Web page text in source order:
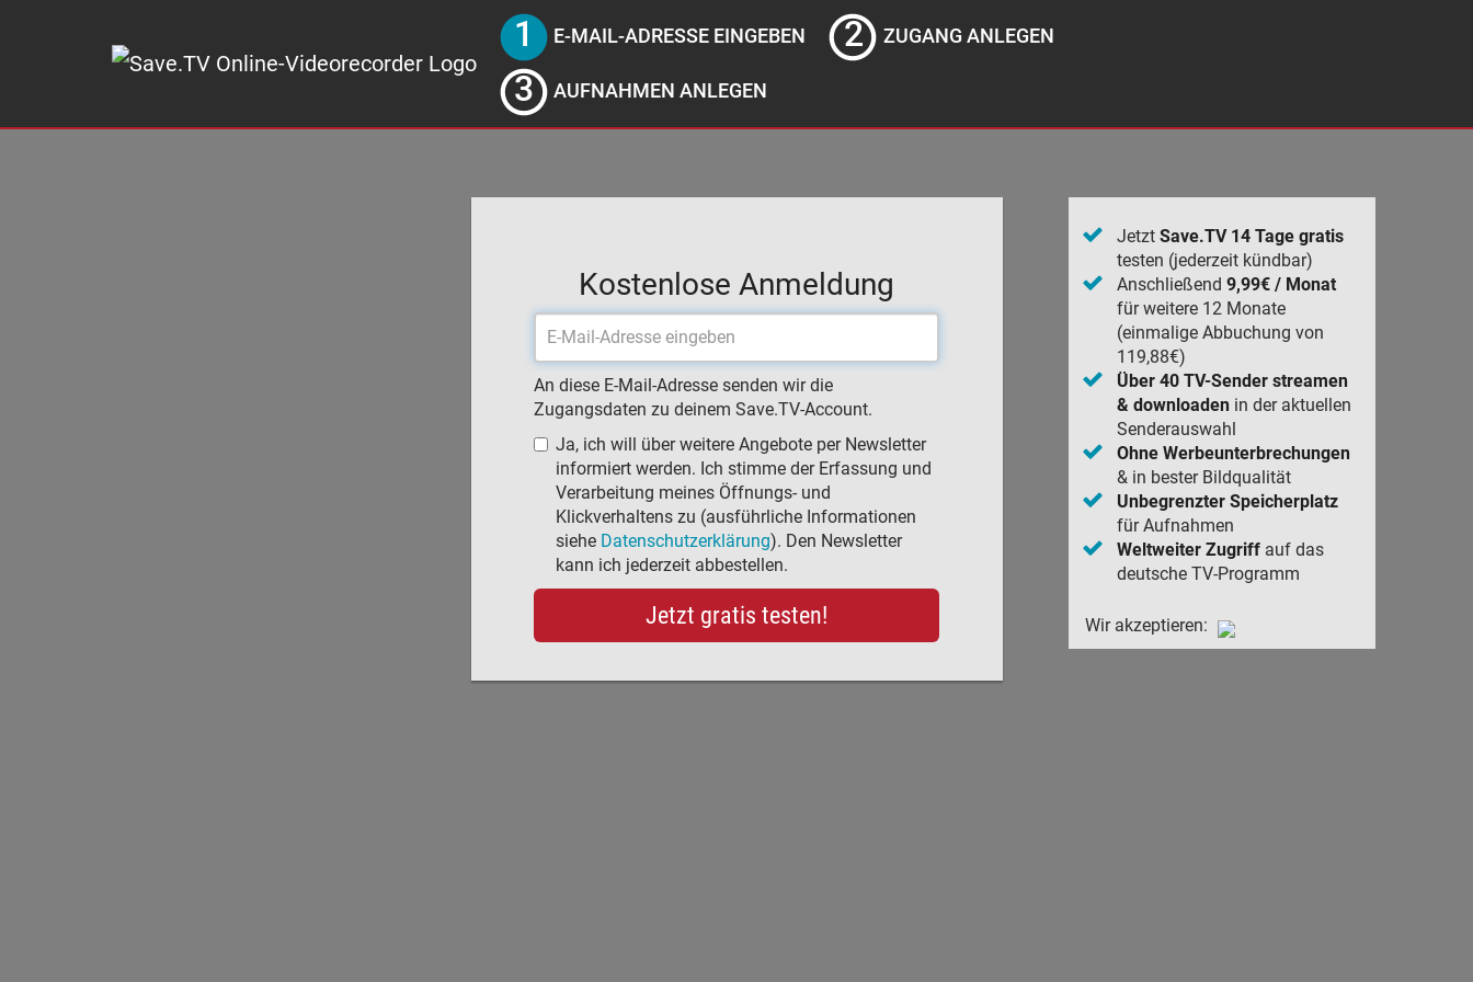
E-MAIL-ADRESSE EINGEBEN ZUGANG ANLEGEN
AUFNAHMEN ANLEGEN
Kostenlose Anmeldung
An diese E-Mail-Adresse senden wir die
Zugangsdaten zu deinem Save.TV-Account.
Ja, ich will über weitere Angebote per Newsletter
informiert werden. Ich stimme der Erfassung und
Verarbeitung meines Öffnungs- und
Klickverhaltens zu (ausführliche Informationen
siehe Datenschutzerklärung). Den Newsletter
kann ich jederzeit abbestellen.
Jetzt gratis testen!
Jetzt Save.TV 14 Tage gratis
testen (jederzeit kündbar)
Anschließend 9,99€ / Monat
für weitere 12 Monate
(einmalige Abbuchung von
119,88€)
Über 40 TV-Sender streamen
& downloadenin der aktuellen
Senderauswahl
Ohne Werbeunterbrechungen
& in bester Bildqualität
Unbegrenzter Speicherplatz
für Aufnahmen
Weltweiter Zugriffauf das
deutsche TV-Programm
Wir akzeptieren: